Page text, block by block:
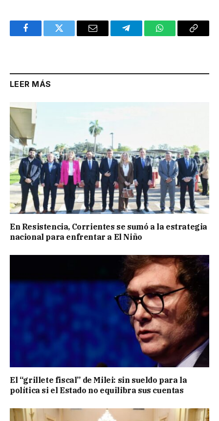
FacebookTwitter Email TelegramWhatsAppCopy
LEER MÁS
En Resistencia, Corrientes se sumó a la estrategia
nacional para enfrentar a El Niño
El “grillete fiscal” de Milei: sin sueldo para la
política si el Estado no equilibra sus cuentas